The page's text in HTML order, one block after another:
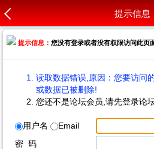
提示信息
提示信息：您没有登录或者没有权限访问此页
读取数据错误,原因：您要访问
或数据已被删除!
您还不是论坛会员,请先登录论
用户名
Email
密 码